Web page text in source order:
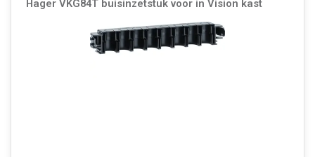
Hager VKG84T buisinzetstuk voor in Vision kast